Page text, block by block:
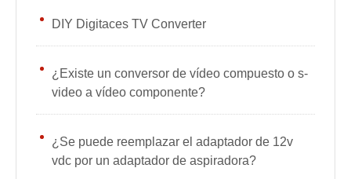
DIY Digitaces TV Converter
¿Existe un conversor de vídeo compuesto o s-
video a vídeo componente?
¿Se puede reemplazar el adaptador de 12v
vdc por un adaptador de aspiradora?